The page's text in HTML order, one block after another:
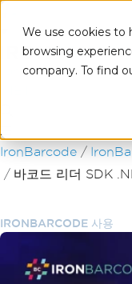
We use cookies to
browsing
company. To find
푸터 콘텐츠로 바로가
IronBarcode
바코드 리더 SDK
IRONBARCODE 사용